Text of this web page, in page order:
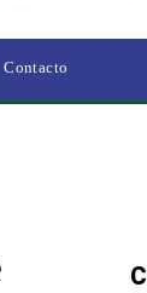
Contacto